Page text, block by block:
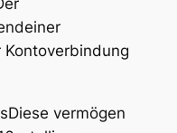
Diese vermögen